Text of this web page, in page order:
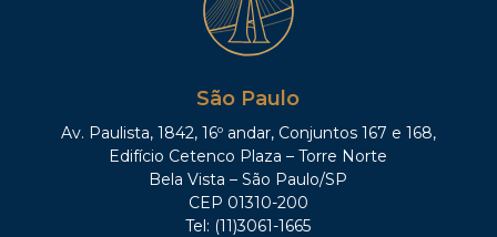
São Paulo
Av. Paulista, 1842, 16º andar, Conjuntos 167 e 168,
Edifício Cetenco Plaza – Torre Norte
Bela Vista – São Paulo/SP
CEP 01310-200
Tel: (11)3061-1665